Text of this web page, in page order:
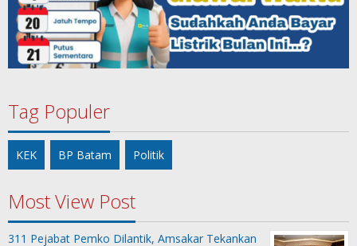
Tag Populer
KEK BP Batam Politik
Most View Post
311 Pejabat Pemko Dilantik, Amsakar Tekankan